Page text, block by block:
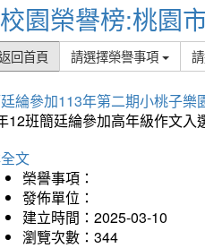
校園榮譽榜:桃園
回首頁 請選擇榮譽事項
綸參加113年第二期小桃子
12班簡廷綸參加高年級作文入
文
榮譽事項：
發佈單位：
建立時間：2025-03-10
瀏覽次數：344